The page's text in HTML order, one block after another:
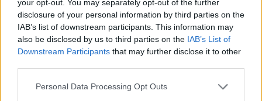
your opt-out. You may separately opt-out of the further
disclosure of your personal information by third parties on the
IAB’s list of downstream participants. This information may
also be disclosed by us to third parties on the IAB’s List of
Downstream Participants that may further disclose it to other
Please note that this website/app uses one or more Google
Personal Data Processing Opt Outs
Szólj hozzá Te is!